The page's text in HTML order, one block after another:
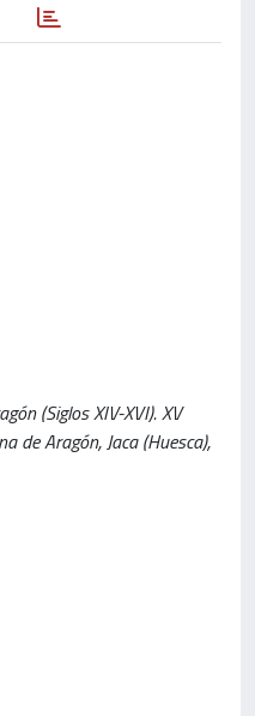
(Siglos XIV-XVI). XV
de Aragón, Jaca (Huesca),